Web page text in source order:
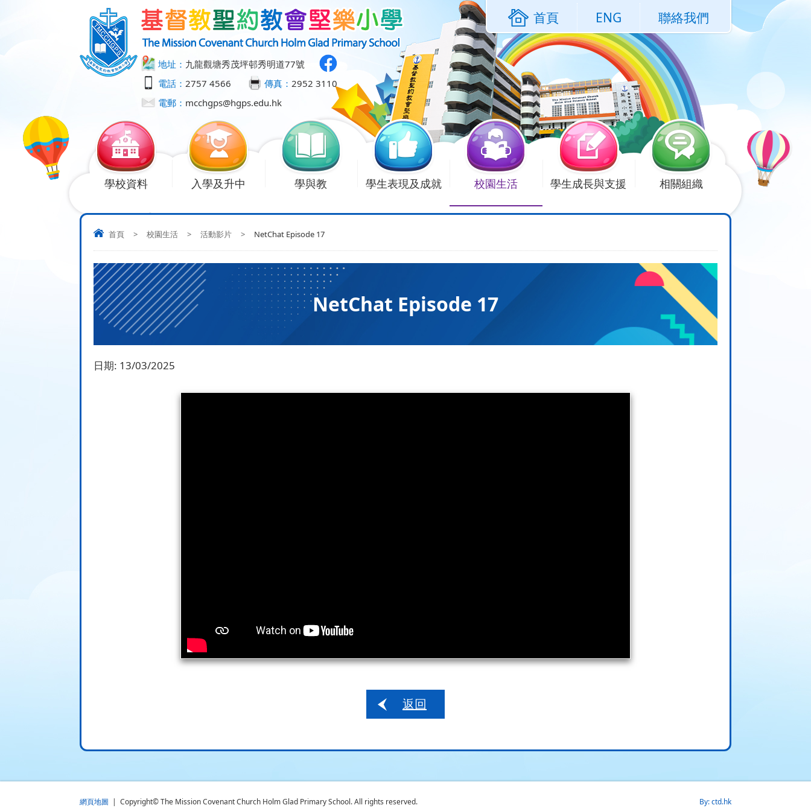
地址： 九龍觀塘秀茂坪邨秀明道77號
電話： 2757 4566 傳真： 2952 3110
電郵： mcchgps@hgps.edu.hk
首頁 ENG 聯絡我們
學校資料 入學及升中 學與教 學生表現及成就 校園生活 學生成長與支援 相關組織
首頁 > 校園生活 > 活動影片 > NetChat Episode 17
NetChat Episode 17
日期: 13/03/2025
返回
網頁地圖 | Copyright© The Mission Covenant Church Holm Glad Primary School. All rights reserved. By: ctd.hk